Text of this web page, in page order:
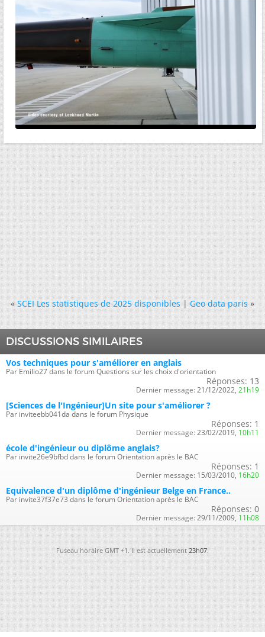
« SCEI Les statistiques de 2025 disponibles|Geo data paris »
DISCUSSIONS SIMILAIRES
Vos techniques pour s'améliorer en anglais
Par Emilio27 dans le forum Questions sur les choix d'orientation
Réponses: 13
Dernier message: 21/12/2022, 21h19
[Sciences de l'Ingénieur]Un site pour s'améliorer ?
Par inviteebb041da dans le forum Physique
Réponses: 1
Dernier message: 23/02/2019, 10h11
école d'ingénieur ou diplôme anglais?
Par invite26e9bfbd dans le forum Orientation après le BAC
Réponses: 1
Dernier message: 15/03/2010, 16h20
Equivalence d'un diplôme d'ingénieur Belge en France..
Par invite37f37e73 dans le forum Orientation après le BAC
Réponses: 0
Dernier message: 29/11/2009, 11h08
Fuseau horaire GMT +1. Il est actuellement23h07.